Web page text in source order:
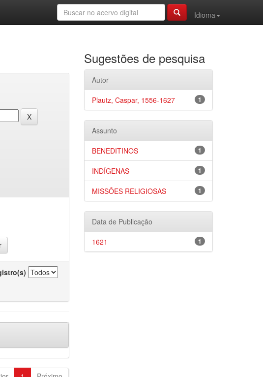
Idioma
Sugestões de pesquisa
Autor
1
Plautz, Caspar, 1556-1627
Assunto
1
BENEDITINOS
1
INDÍGENAS
1
MISSÕES RELIGIOSAS
Data de Publicação
1
1621